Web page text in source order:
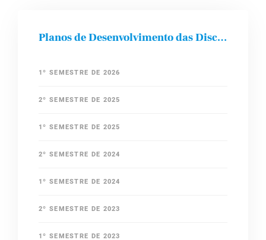
Planos de Desenvolvimento das Disciplinas
1º SEMESTRE DE 2026
2º SEMESTRE DE 2025
1º SEMESTRE DE 2025
2º SEMESTRE DE 2024
1º SEMESTRE DE 2024
2º SEMESTRE DE 2023
1º SEMESTRE DE 2023